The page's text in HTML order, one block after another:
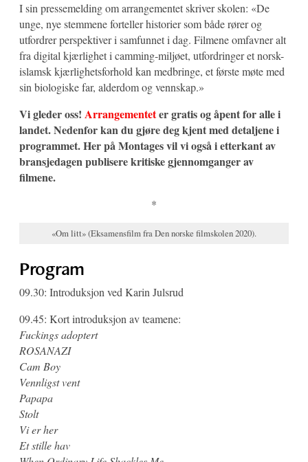
I sin pressemelding om arrangementet skriver skolen: «De
unge, nye stemmene forteller historier som både rører og
utfordrer perspektiver i samfunnet i dag. Filmene omfavner alt
fra digital kjærlighet i camming-miljøet, utfordringer et norsk-
islamsk kjærlighetsforhold kan medbringe, et første møte med
sin biologiske far, alderdom og vennskap.»
Vi gleder oss! Arrangementeter gratis og åpent for alle i
landet. Nedenfor kan du gjøre deg kjent med detaljene i
programmet. Her på Montages vil vi også i etterkant av
bransjedagen publisere kritiske gjennomganger av
filmene.
*
«Om litt» (Eksamensfilm fra Den norske filmskolen 2020).
Program
09.30: Introduksjon ved Karin Julsrud
09.45: Kort introduksjon av teamene:
Fuckings adoptert
ROSANAZI
Cam Boy
Vennligst vent
Papapa
Stolt
Vi er her
Et stille hav